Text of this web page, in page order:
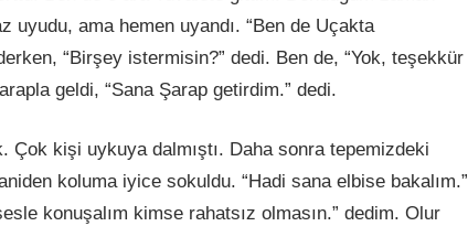
uyudu, ama hemen uyandı. “Ben de Uçakta
“Birşey istermisin?” dedi. Ben de, “Yok, teşekkür
geldi, “Sana Şarap getirdim.” dedi.
Çok kişi uykuya dalmıştı. Daha sonra tepemizdeki
koluma iyice sokuldu. “Hadi sana elbise bakalım.”
konuşalım kimse rahatsız olmasın.” dedim. Olur